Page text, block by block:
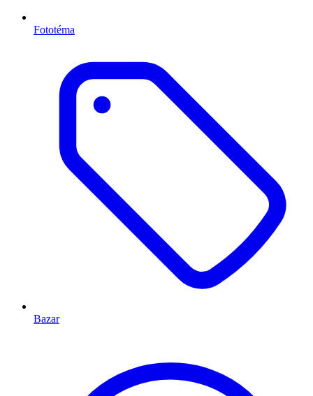
Fototéma
Bazar